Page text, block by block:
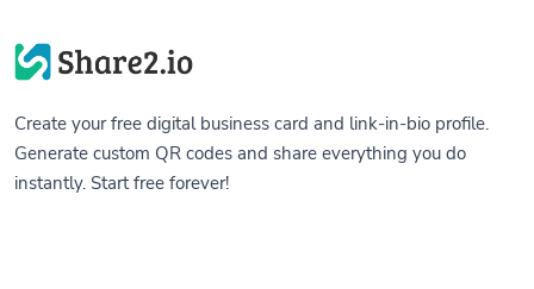
Create your free digital business card and link-in-bio profile.
Generate custom QR codes and share everything you do
instantly. Start free forever!